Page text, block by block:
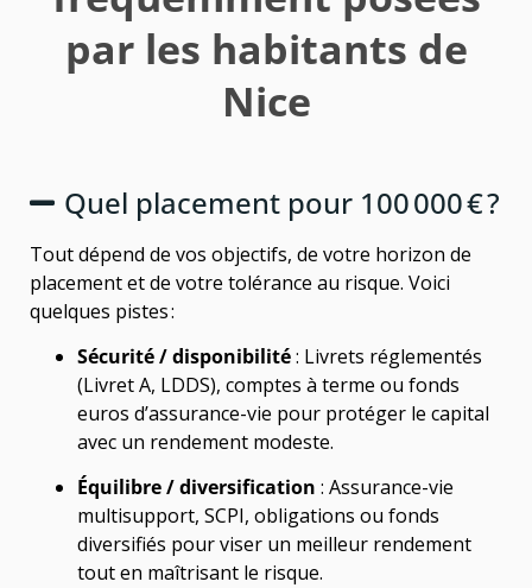
par les habitants de
Nice
Quel placement pour 100 000 € ?
Tout dépend de vos objectifs, de votre horizon de
placement et de votre tolérance au risque. Voici
quelques pistes :
Sécurité / disponibilité: Livrets réglementés
(Livret A, LDDS), comptes à terme ou fonds
euros d’assurance-vie pour protéger le capital
avec un rendement modeste.
Équilibre / diversification : Assurance-vie
multisupport, SCPI, obligations ou fonds
diversifiés pour viser un meilleur rendement
tout en maîtrisant le risque.